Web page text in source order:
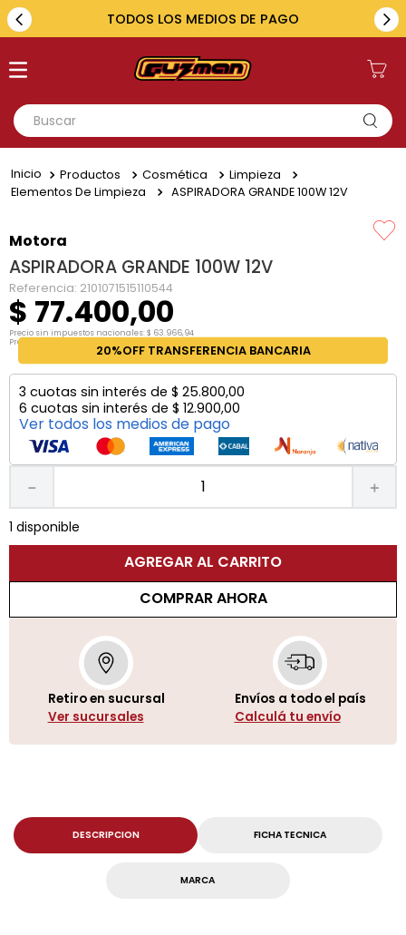
TODOS LOS MEDIOS DE PAGO
Buscar
1.
toyota
3 .
amarok
4.
fiat
5. hilux
Productos Cosmética
Limpieza
Elementos De Limpieza
ASPIRADORA GRANDE 100W 12V
Motora
ASPIRADORA GRANDE 100W 12V
Referencia: 2101071515110544
$ 77.400,00
Precio sin impuestos nacionales:$ 63.966,94
Precio por unidad:
20%OFF TRANSFERENCIA BANCARIA
3 cuotas sin interés de $ 25.800,00
6 cuotas sin interés de $ 12.900,00
Ver todos los medios de pago
＋
－
1 disponible
AGREGAR AL CARRITO
COMPRAR AHORA
Retiro en sucursal
Ver sucursales
Envíos a todo el país
Calculá tu envío
DESCRIPCION FICHA TECNICA
MARCA